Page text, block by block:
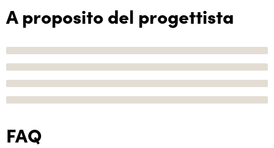
A proposito del progettista
FAQ